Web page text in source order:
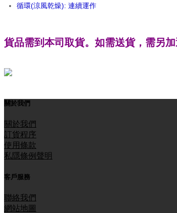
循環(涼風乾燥): 連續運作
貨品需到本司取貨。如需送貨，需另加
關於我們
關於我們
訂貨程序
使用條款
私隱條例聲明
客戶服務
聯絡我們
網站地圖